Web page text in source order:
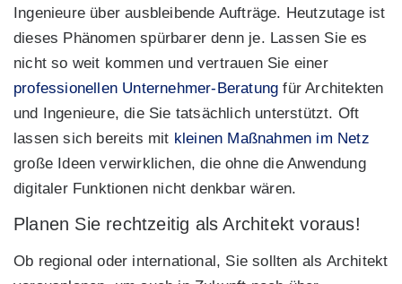
Ingenieure über ausbleibende Aufträge. Heutzutage ist
dieses Phänomen spürbarer denn je. Lassen Sie es
nicht so weit kommen und vertrauen Sie einer
professionellen Unternehmer-Beratung für Architekten
und Ingenieure, die Sie tatsächlich unterstützt. Oft
lassen sich bereits mit kleinen Maßnahmen im Netz
große Ideen verwirklichen, die ohne die Anwendung
digitaler Funktionen nicht denkbar wären.
Planen Sie rechtzeitig als Architekt voraus!
Ob regional oder international, Sie sollten als Architekt